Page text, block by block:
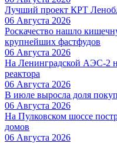
Лучший проект КРТ
06 Августа 2026
Роскачество нашло
крупнейших фастфудов
06 Августа 2026
На Ленинградской АЭС-2
реактора
06 Августа 2026
В июле выросла доля
06 Августа 2026
На Пулковском шоссе
домов
06 Августа 2026